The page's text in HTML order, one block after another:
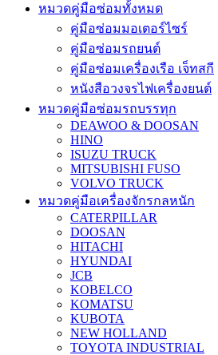
หมวดคู่มือซ่อมทั้งหมด
คู่มือซ่อมมอเตอร์ไซร์
คู่มือซ่อมรถยนต์
คู่มือซ่อมเครื่องเรือ เจ็ทสกี
หนังสือวงจรไฟเครื่องยนต์
หมวดคู่มือซ่อมรถบรรทุก
DEAWOO & DOOSAN
HINO
ISUZU TRUCK
MITSUBISHI FUSO
VOLVO TRUCK
หมวดคู่มือเครื่องจักรกลหนัก
CATERPILLAR
DOOSAN
HITACHI
HYUNDAI
JCB
KOBELCO
KOMATSU
KUBOTA
NEW HOLLAND
TOYOTA INDUSTRIAL